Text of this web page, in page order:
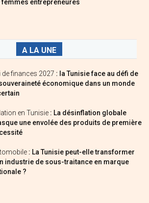
entrepreneures
A LA UNE
de finances 2027 : la Tunisie face au défi de
économique dans un monde
en Tunisie : La désinflation globale
une envolée des produits de première
: La Tunisie peut-elle transformer
industrie de sous-traitance en marque
?